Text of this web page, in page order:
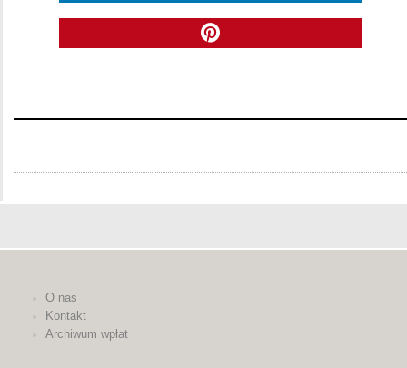
O nas
Kontakt
Archiwum wpłat